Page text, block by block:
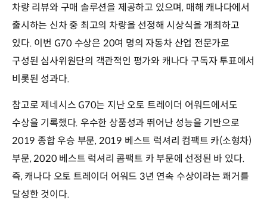
차량 리뷰와 구매 솔루션을 제공하고 있으며, 매해 캐나다에서
출시하는 신차 중 최고의 차량을 선정해 시상식을 개최하고
있다. 이번 G70 수상은 20여 명의 자동차 산업 전문가로
구성된 심사위원단의 객관적인 평가와 캐나다 구독자 투표에서
비롯된 성과다.
참고로 제네시스 G70는 지난 오토 트레이더 어워드에서도
수상을 기록했다. 우수한 상품성과 뛰어난 성능을 기반으로
2019 종합 우승 부문, 2019 베스트 럭셔리 컴팩트 카(소형차)
부문, 2020 베스트 럭셔리 콤팩트 카 부문에 선정된 바 있다.
즉, 캐나다 오토 트레이더 어워드 3년 연속 수상이라는 쾌거를
달성한 것이다.